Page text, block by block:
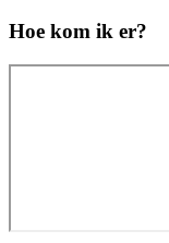
Hoe kom ik er?